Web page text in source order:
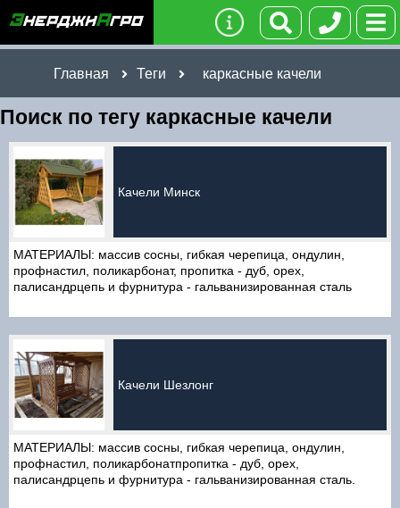
Главная Теги каркасные качели
Поиск по тегу каркасные качели
Качели Минск
МАТЕРИАЛЫ: массив сосны, гибкая черепица, ондулин,
профнастил, поликарбонат, пропитка - дуб, орех,
палисандрцепь и фурнитура - гальванизированная сталь
Качели Шезлонг
МАТЕРИАЛЫ: массив сосны, гибкая черепица, ондулин,
профнастил, поликарбонатпропитка - дуб, орех,
палисандрцепь и фурнитура - гальванизированная сталь.